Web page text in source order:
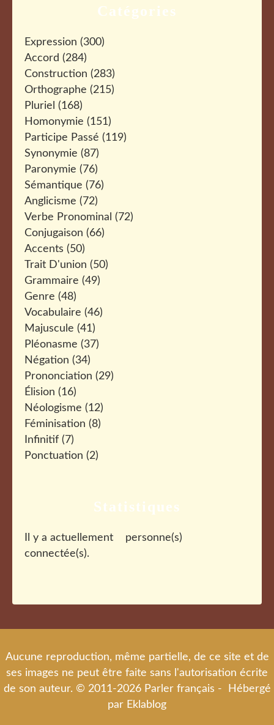
Catégories
Expression (300)
Accord (284)
Construction (283)
Orthographe (215)
Pluriel (168)
Homonymie (151)
Participe Passé (119)
Synonymie (87)
Paronymie (76)
Sémantique (76)
Anglicisme (72)
Verbe Pronominal (72)
Conjugaison (66)
Accents (50)
Trait D'union (50)
Grammaire (49)
Genre (48)
Vocabulaire (46)
Majuscule (41)
Pléonasme (37)
Négation (34)
Prononciation (29)
Élision (16)
Néologisme (12)
Féminisation (8)
Infinitif (7)
Ponctuation (2)
Statistiques
Il y a actuellement
personne(s)
connectée(s).
Aucune reproduction, même partielle, de ce site et de
ses images ne peut être faite sans l'autorisation écrite
de son auteur. © 2011-2026 Parler français - Hébergé
par Eklablog